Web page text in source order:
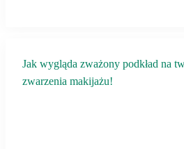
Jak wygląda zważony podkład na
zwarzenia makijażu!